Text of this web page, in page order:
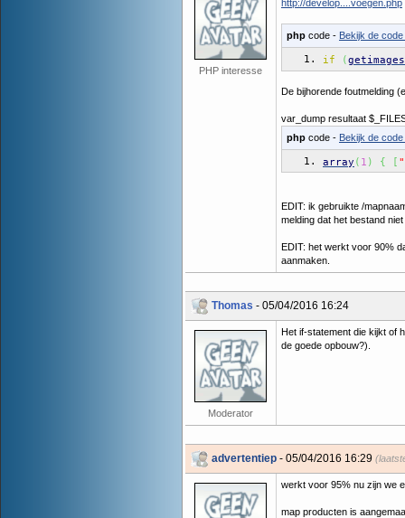
PHP interesse
http://develop....voegen.php
php code - Bekijk de
if (
De bijhorende foutmelding
var_dump resultaat
php code - Bekijk de
array ( 1 ) { [
EDIT: ik gebruikte /
melding dat het bestand
EDIT: het werkt voor 90%
aanmaken.
Thomas - 05/04/2016 16:24
Moderator
Het if-statement die kijkt of
de goede opbouw?).
advertentiep - 05/04/2016 16:29
werkt voor 95% nu zijn we
map producten is